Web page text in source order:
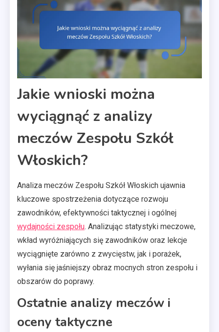
Jakie wnioski można
wyciągnąć z analizy
meczów Zespołu Szkół
Włoskich?
Analiza meczów Zespołu Szkół Włoskich ujawnia
kluczowe spostrzeżenia dotyczące rozwoju
zawodników, efektywności taktycznej i ogólnej
wydajności zespołu. Analizując statystyki meczowe,
wkład wyróżniających się zawodników oraz lekcje
wyciągnięte zarówno z zwycięstw, jak i porażek,
wyłania się jaśniejszy obraz mocnych stron zespołu i
obszarów do poprawy.
Ostatnie analizy meczów i
oceny taktyczne